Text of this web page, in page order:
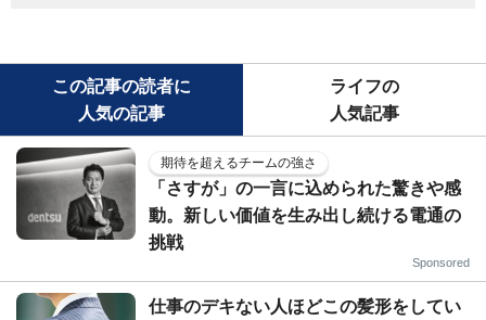
この記事の読者に
人気の記事
ライフの
人気記事
期待を超えるチームの強さ
「さすが」の一言に込められた驚きや感
動。新しい価値を生み出し続ける電通の
挑戦
Sponsored
仕事のデキない人ほどこの髪形をしてい